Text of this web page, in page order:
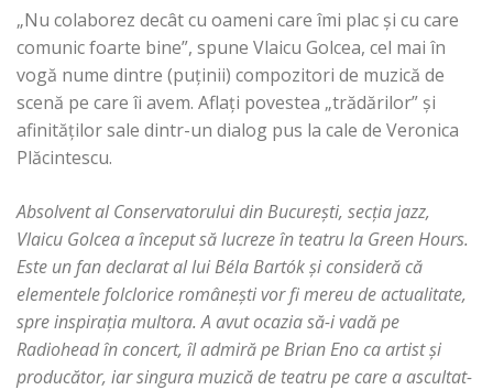
„Nu colaborez decât cu oameni care îmi plac şi cu care
comunic foarte bine”, spune Vlaicu Golcea, cel mai în
vogă nume dintre (puţinii) compozitori de muzică de
scenă pe care îi avem. Aflaţi povestea „trădărilor” şi
afinităţilor sale dintr-un dialog pus la cale de Veronica
Plăcintescu.
Absolvent al Conservatorului din Bucureşti, secţia jazz,
Vlaicu Golcea a început să lucreze în teatru la Green Hours.
Este un fan declarat al lui Béla Bartók şi consideră că
elementele folclorice româneşti vor fi mereu de actualitate,
spre inspiraţia multora. A avut ocazia să-i vadă pe
Radiohead în concert, îl admiră pe Brian Eno ca artist şi
producător, iar singura muzică de teatru pe care a ascultat-